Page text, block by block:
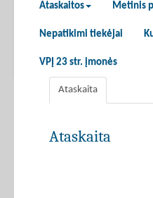
Ataskaitos Metinis
Nepatikimi tiekėjai
VPĮ 23 str. įmonės
Ataskaita
Ataskaita